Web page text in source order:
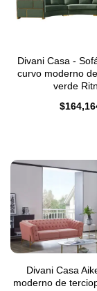
Divani Casa -
curvo moderno
verde
$
Divani Casa
moderno de